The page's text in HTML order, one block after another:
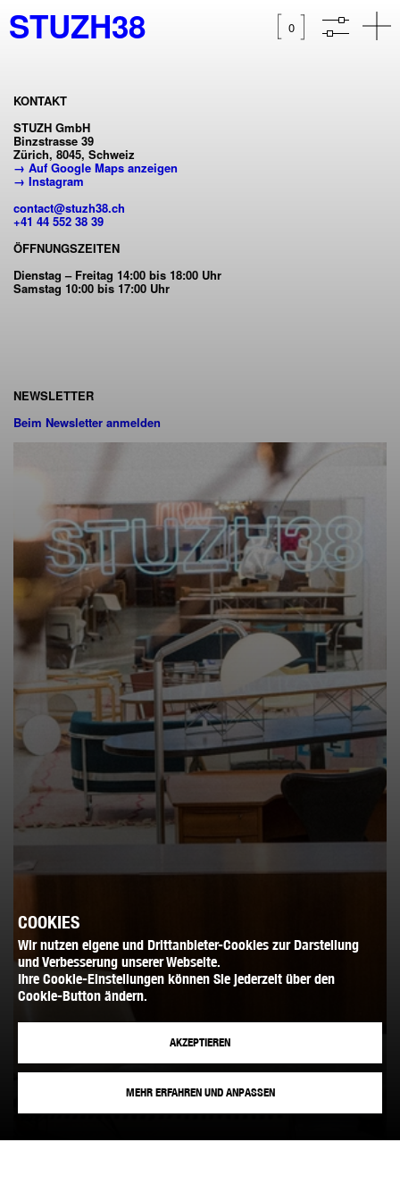
0
STUZH38
KONTAKT
STUZH GmbH
Binzstrasse 39
Zürich, 8045, Schweiz
→ Auf Google Maps anzeigen
→ Instagram
contact@stuzh38.ch
+41 44 552 38 39
ÖFFNUNGSZEITEN
Dienstag – Freitag 14:00 bis 18:00 Uhr
Samstag 10:00 bis 17:00 Uhr
NEWSLETTER
Beim Newsletter anmelden
COOKIES
Wir nutzen eigene und Drittanbieter-Cookies zur Darstellung
und Verbesserung unserer Webseite.
Ihre Cookie-Einstellungen können Sie jederzeit über den
Cookie-Button ändern.
AKZEPTIEREN
MEHR ERFAHREN UND ANPASSEN